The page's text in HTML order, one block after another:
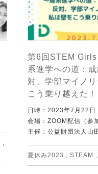
,
第6回STEM
系進学への道：
対、学部マイノ
こう乗り越えた
日時：2023年7月22日
会場：ZOOM配信（参
主催：公益財団法人山
夏休み2023 , STEAM